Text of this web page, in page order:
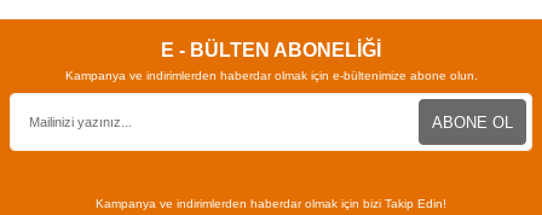
E - BÜLTEN ABONELİĞİ
Kampanya ve indirimlerden haberdar olmak için e-bültenimize abone olun.
ABONE OL
Kampanya ve indirimlerden haberdar olmak için bizi Takip Edin!